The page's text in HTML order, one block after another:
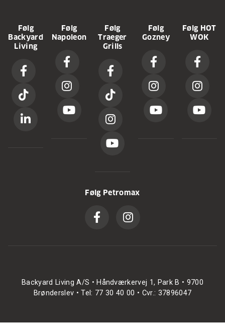
Følg
Backyard
Living
Følg
Napoleon
Følg
Traeger
Grills
Følg
Gozney
Følg HOT
WOK
Følg Petromax
Backyard Living A/S • Håndværkervej 1, Park B • 9700
Brønderslev • Tel: 77 30 40 00 • Cvr.: 37896047